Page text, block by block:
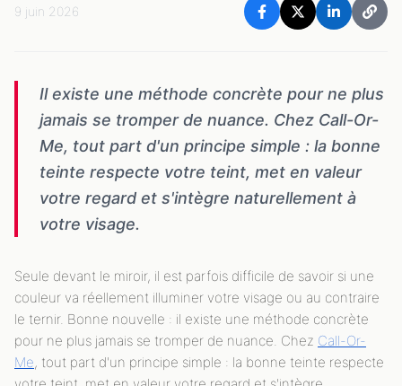
9 juin 2026
Il existe une méthode concrète pour ne plus
jamais se tromper de nuance. Chez Call-Or-
Me, tout part d'un principe simple : la bonne
teinte respecte votre teint, met en valeur
votre regard et s'intègre naturellement à
votre visage.
Seule devant le miroir, il est parfois difficile de savoir si une
couleur va réellement illuminer votre visage ou au contraire
le ternir. Bonne nouvelle : il existe une méthode concrète
pour ne plus jamais se tromper de nuance. Chez Call-Or-
Me, tout part d'un principe simple : la bonne teinte respecte